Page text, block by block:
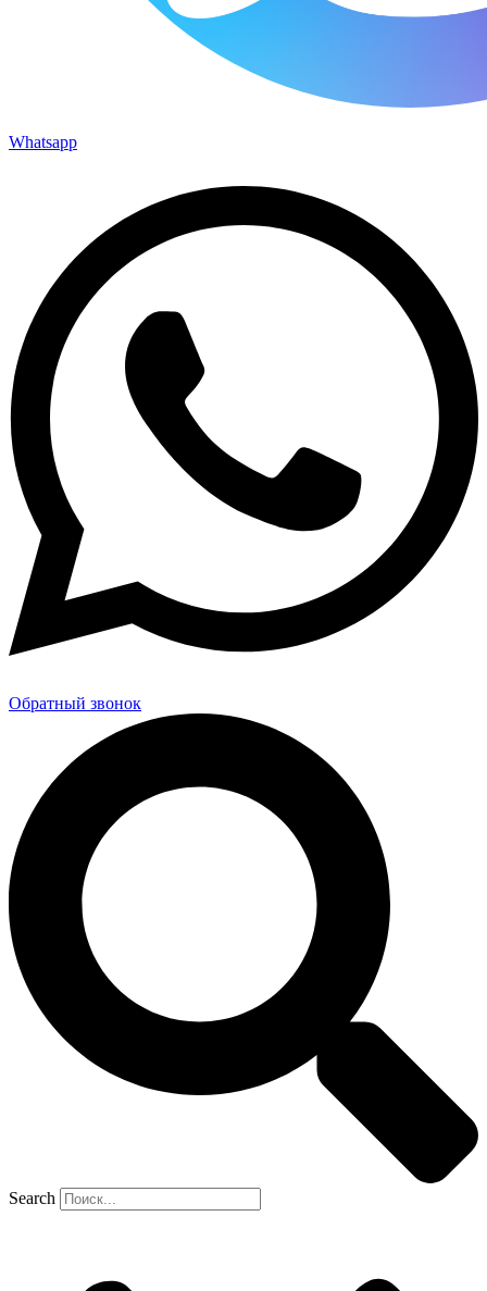
Whatsapp
Обратный звонок
Search